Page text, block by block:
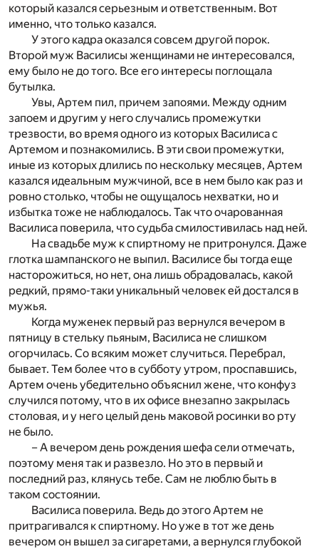
который казался серьезным и ответственным. Вот
именно, что только казался.
У этого кадра оказался совсем другой порок.
Второй муж Василисы женщинами не интересовался,
ему было не до того. Все его интересы поглощала
бутылка.
Увы, Артем пил, причем запоями. Между одним
запоем и другим у него случались промежутки
трезвости, во время одного из которых Василиса с
Артемом и познакомились. В эти свои промежутки,
иные из которых длились по нескольку месяцев, Артем
казался идеальным мужчиной, все в нем было как раз и
ровно столько, чтобы не ощущалось нехватки, но и
избытка тоже не наблюдалось. Так что очарованная
Василиса поверила, что судьба смилостивилась над ней.
На свадьбе муж к спиртному не притронулся. Даже
глотка шампанского не выпил. Василисе бы тогда еще
насторожиться, но нет, она лишь обрадовалась, какой
редкий, прямо-таки уникальный человек ей достался в
мужья.
Когда муженек первый раз вернулся вечером в
пятницу в стельку пьяным, Василиса не слишком
огорчилась. Со всяким может случиться. Перебрал,
бывает. Тем более что в субботу утром, проспавшись,
Артем очень убедительно объяснил жене, что конфуз
случился потому, что в их офисе внезапно закрылась
столовая, и у него целый день маковой росинки во рту
не было.
– А вечером день рождения шефа сели отмечать,
поэтому меня так и развезло. Но это в первый и
последний раз, клянусь тебе. Сам не люблю быть в
таком состоянии.
Василиса поверила. Ведь до этого Артем не
притрагивался к спиртному. Но уже в тот же день
вечером он вышел за сигаретами, а вернулся глубокой